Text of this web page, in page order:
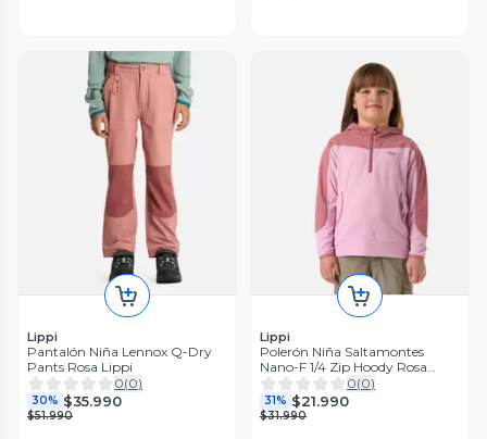
Lippi
Pantalón Niña Lennox Q-Dry
Pants Rosa Lippi
0(0)
30% $35.990
$51.990
Lippi
Polerón Niña Saltamontes
Nano-F 1/4 Zip Hoody Rosa
Lippi
0(0)
31% $21.990
$31.990